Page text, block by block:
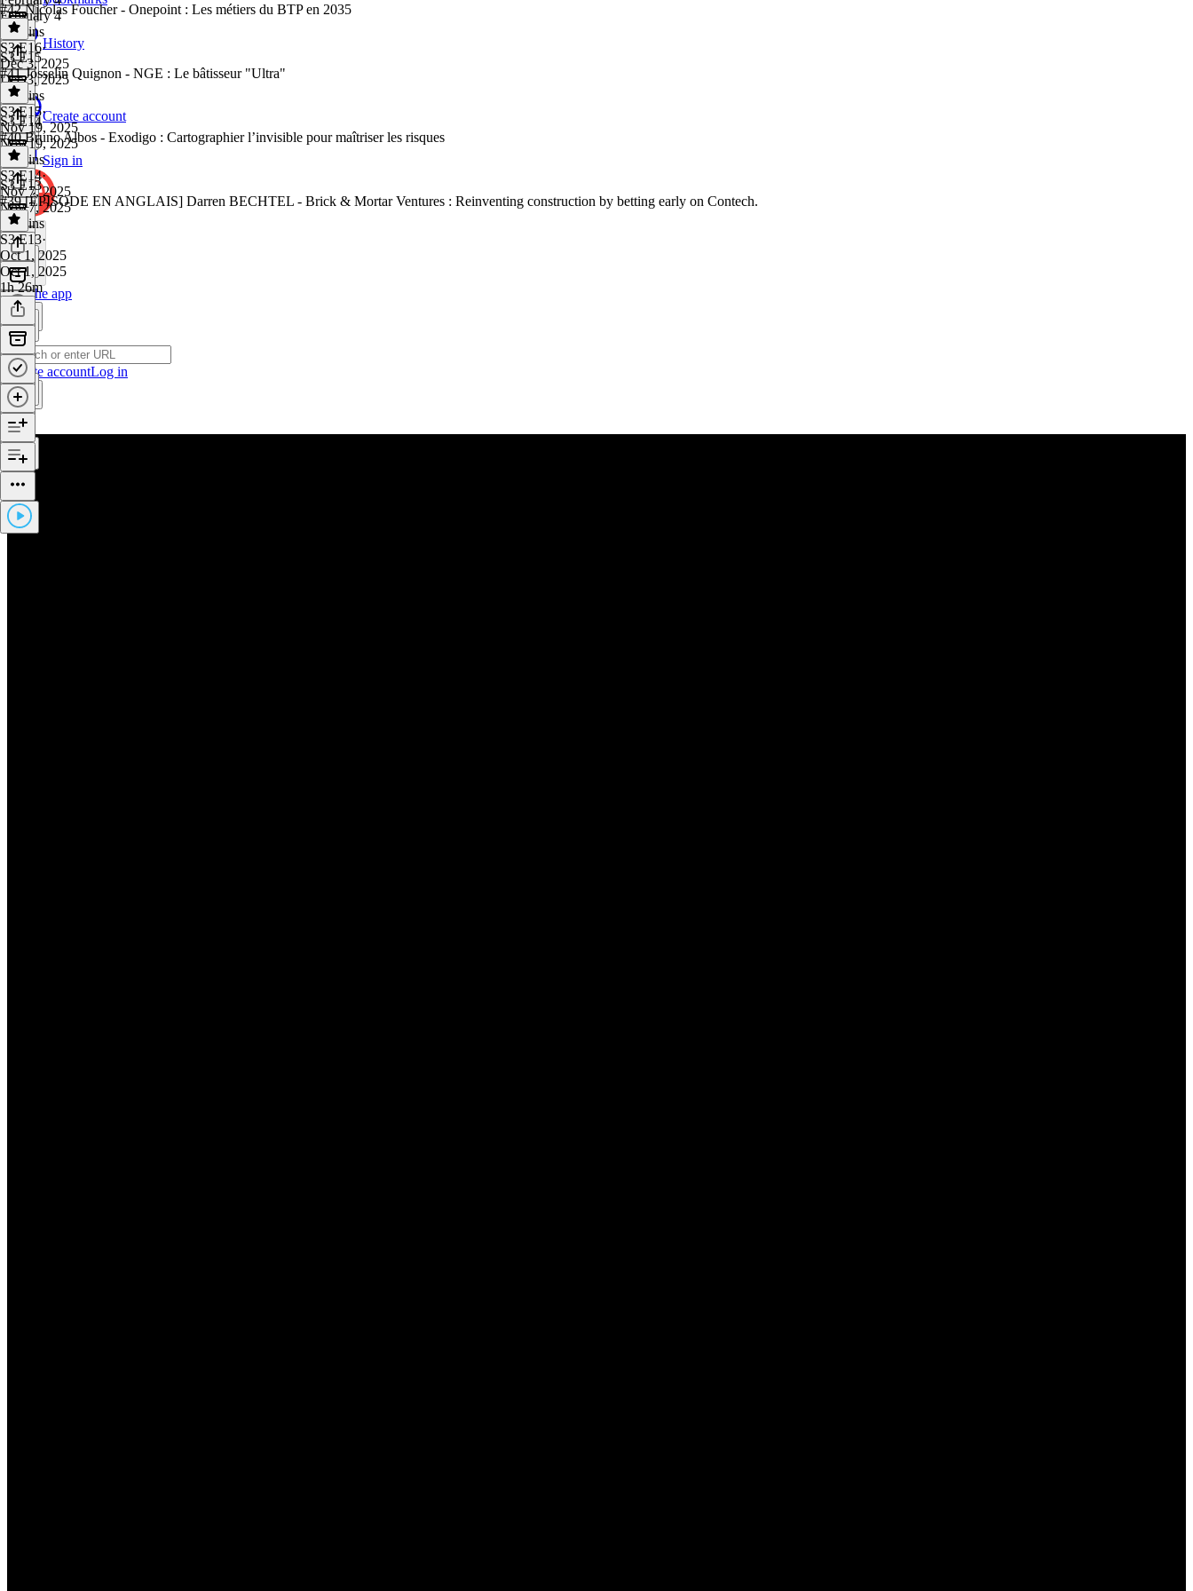
History
Create account
Sign in
Get the app
Create accountLog in
February 4
45 mins
#42 Nicolas Foucher - Onepoint : Les métiers du BTP en 2035
S3 E16·
Dec 3, 2025
Dec 3, 2025
48 mins
S3 E15
#41 Josselin Quignon - NGE : Le bâtisseur "Ultra"
S3 E15·
Nov 19, 2025
Nov 19, 2025
45 mins
S3 E14
#40 Bruno Albos - Exodigo : Cartographier l’invisible pour maîtriser les risques
S3 E14·
Nov 7, 2025
Nov 7, 2025
25 mins
S3 E13
#39 [ÉPISODE EN ANGLAIS] Darren BECHTEL - Brick & Mortar Ventures : Reinventing construction by betting early on Contech.
S3 E13·
Oct 1, 2025
Oct 1, 2025
1h 26m